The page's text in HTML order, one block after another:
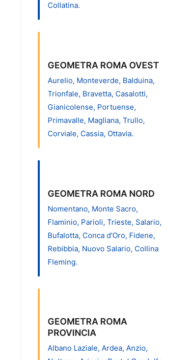
Collatina.
GEOMETRA ROMA OVEST
Aurelio, Monteverde, Balduina,
Trionfale, Bravetta, Casalotti,
Gianicolense, Portuense,
Primavalle, Magliana, Trullo,
Corviale, Cassia, Ottavia.
GEOMETRA ROMA NORD
Nomentano, Monte Sacro,
Flaminio, Parioli, Trieste, Salario,
Bufalotta, Conca d'Oro, Fidene,
Rebibbia, Nuovo Salario, Collina
Fleming.
GEOMETRA ROMA
PROVINCIA
Albano Laziale, Ardea, Anzio,